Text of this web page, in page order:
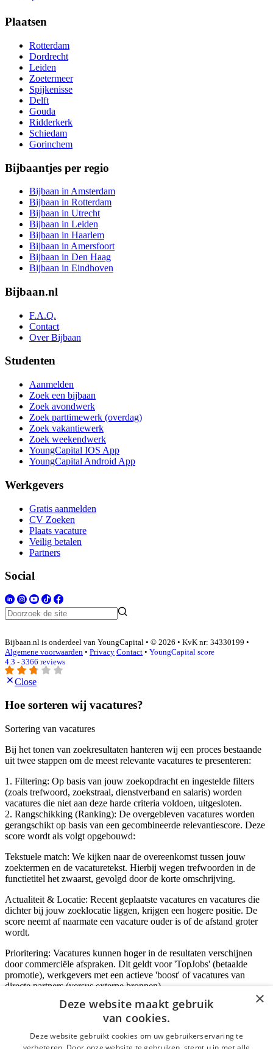
Plaatsen
Rotterdam
Dordrecht
Leiden
Zoetermeer
Spijkenisse
Delft
Gouda
Ridderkerk
Schiedam
Gorinchem
Bijbaantjes per regio
Bijbaan in Amsterdam
Bijbaan in Rotterdam
Bijbaan in Utrecht
Bijbaan in Leiden
Bijbaan in Haarlem
Bijbaan in Amersfoort
Bijbaan in Den Haag
Bijbaan in Eindhoven
Bijbaan.nl
F.A.Q.
Contact
Over Bijbaan
Studenten
Aanmelden
Zoek een bijbaan
Zoek avondwerk
Zoek parttimewerk (overdag)
Zoek vakantiewerk
Zoek weekendwerk
YoungCapital IOS App
YoungCapital Android App
Werkgevers
Gratis aanmelden
CV Zoeken
Plaats vacature
Veilig betalen
Partners
Social
Bijbaan.nl is onderdeel van YoungCapital • © 2026 • KvK nr: 34330199 •
Algemene voorwaarden • Privacy Contact • YoungCapital score
4.3 - 3366 reviews
Close
Hoe sorteren wij vacatures?
Sortering van vacatures
Bij het tonen van zoekresultaten hanteren wij een proces bestaande
uit twee stappen om de meest relevante vacatures te presenteren:
1. Filtering: Op basis van jouw zoekopdracht en ingestelde filters
(zoals trefwoord, zoekstraal, dienstverband en salaris) worden
vacatures die niet aan deze harde criteria voldoen, uitgesloten.
2. Rangschikking (Ranking): De overgebleven vacatures worden
gerangschikt op basis van een gecombineerde relevantiescore. Deze
score wordt als volgt opgebouwd:
Tekstuele match: We kijken naar de overeenkomst tussen jouw
zoektermen en de vacaturetekst. Hierbij wegen trefwoorden in de
functietitel het zwaarst, gevolgd door de korte omschrijving.
Actualiteit & Locatie: Recent geplaatste vacatures en vacatures die
dichter bij jouw zoeklocatie liggen, krijgen een hogere positie. De
score neemt af naarmate een vacature ouder is of de afstand groter
wordt.
Prioritering: Vacatures kunnen hoger in de resultaten verschijnen
door commerciële afspraken. Dit geldt voor 'TopJobs' (betaalde
promotie), werkgevers met een actieve 'boost' of vacatures van
directe partners (versus externe bronnen).
Inloggen als bedrijf
×
Deze website maakt gebruik
van cookies.
Deze website gebruikt cookies om uw gebruikerservaring te